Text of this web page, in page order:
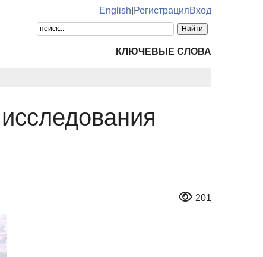
English РегистрацияВход
КЛЮЧЕВЫЕ СЛОВА
201